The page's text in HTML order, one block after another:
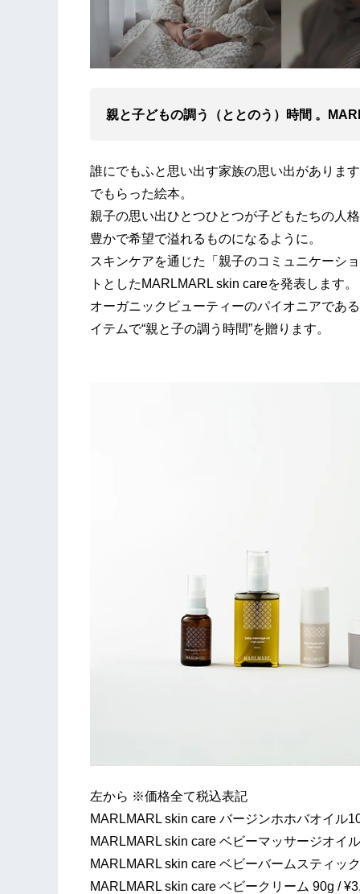
親と子どもの調う（ととのう）時間 。
誰にでもふと思い出す家族の思い出がありま
でもらった絵本。
親子の思い出ひとつひとつが子どもたちの人
豊かで希望で溢れるものになるように。
スキンケアを通じた「親子のコミュニケーシ
トとしたMARLMARL skin careを発表します。
オーガニックビューティーのパイオニアであ
イテムで“親と子の調う時間”を贈ります。
左から ※価格全て税込表記
MARLMARL skin care バージンホホバオイル
MARLMARL skin care ベビーマッサージオイ
MARLMARL skin care ベビーバームスティッ
MARLMARL skin care ベビークリーム 90g /